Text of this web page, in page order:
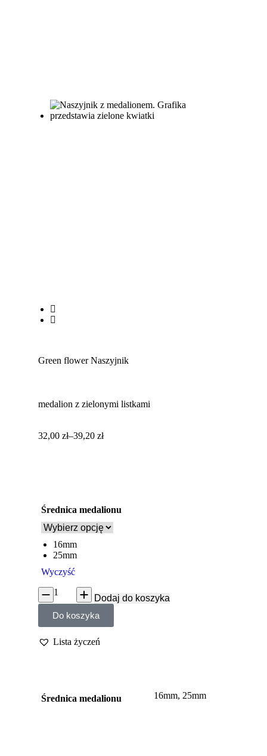
Green flower Naszyjnik
medalion z zielonymi listkami
32,00 zł–39,20 zł
Średnica medalionu
16mm
25mm
Wyczyść
Dodaj do koszyka
Do koszyka
Lista życzeń
Średnica medalionu 16mm, 25mm